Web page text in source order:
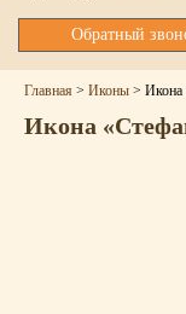
Обратный
Главная > Иконы > Икона
Икона